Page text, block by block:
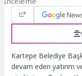
Kartepe Belediye
devam eden yatırım